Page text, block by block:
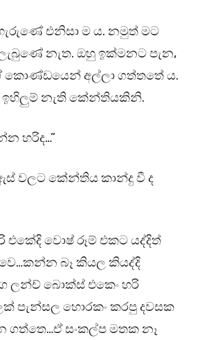
එනිසා ම ය. නමුත් මට
නැත. ඔහු ඉක්මනට පැන,
කොණ්ඩයෙන් අල්ලා ගත්තතේ ය.
ඉහිලුම් නැති කේන්තියකිනි.
හරිද…”
වලට කේන්තිය කාන්දු වී ද
එකේදි වොෂ් රූම් එකට යද්දිත්
බෑ කියල කියද්දි
ලන්ච් බොක්ස් එකෙං හරි
පැන්සල හොරකං කරපු දවසක
සංකල්ප මතක නෑ